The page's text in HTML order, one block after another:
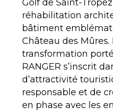
Golf de Saint-
réhabilitation
bâtiment
Château des Mûres.
transformation porté
RANGER s’inscrit
d’attractivité
responsable et de
en phase avec les